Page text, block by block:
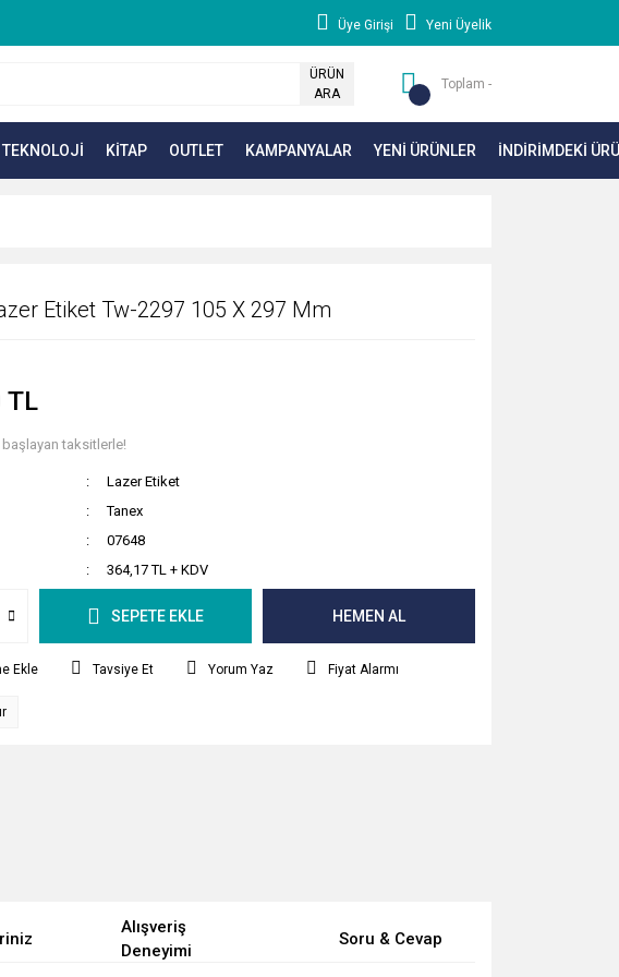
Üye Girişi Yeni Üyelik
ÜRÜN
ARA
Toplam -
TEKNOLOJİ KİTAP OUTLET KAMPANYALAR YENİ ÜRÜNLER İNDİRİMDEKİ
Etiket Tw-2297 105 X 297 Mm
TL
başlayan taksitlerle!
Lazer Etiket
Tanex
07648
364,17 TL + KDV
SEPETE EKLE HEMEN AL
Tavsiye Et Yorum Yaz Fiyat Alarmı
Alışveriş
Deneyimi
Soru & Cevap